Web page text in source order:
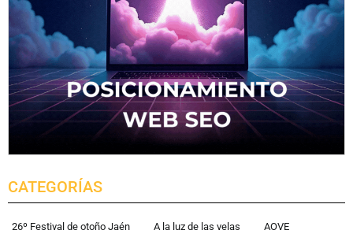
CATEGORÍAS
26º Festival de otoño Jaén A la luz de las velas AOVE